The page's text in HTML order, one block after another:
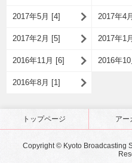
2017年5月 [4] 2017年4
2017年2月 [5] 2017年1
2016年11月 [6] 2016年
2016年8月 [1]
トップページ アー
Copyright © Kyoto Broadcasting